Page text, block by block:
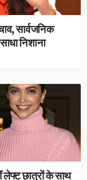
सार्वजनिक
निशाना
लेफ्ट छात्रों के साथ